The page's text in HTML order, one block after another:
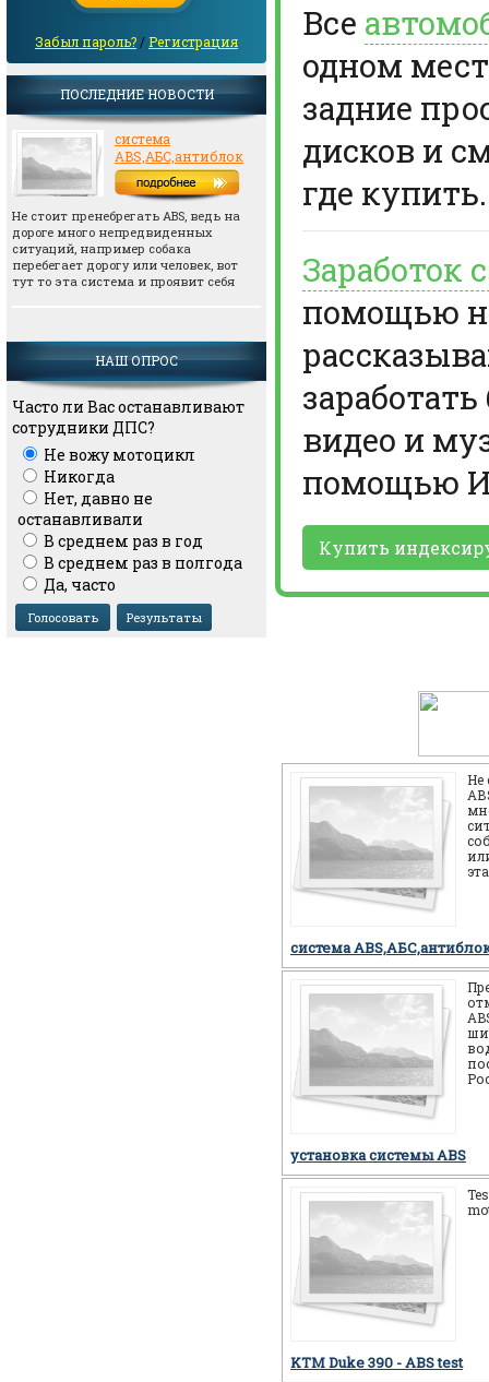
Забыл пароль? /Регистрация
ПОСЛЕДНИЕ НОВОСТИ
система
ABS,АБС,антиблок
Не стоит пренебрегать АВS, ведь на
дороге много непредвиденных
ситуаций, например собака
перебегает дорогу или человек, вот
тут то эта система и проявит себя
НАШ ОПРОС
Часто ли Вас останавливают
сотрудники ДПС?
Не вожу мотоцикл
Никогда
Нет, давно не
останавливали
В среднем раз в год
В среднем раз в полгода
Да, часто
Все
одном
задние
дисков и
где купить.
помощью
видео и
помощью
Купить
Не
система
установка системы ABS
KTM Duke 390 - ABS test